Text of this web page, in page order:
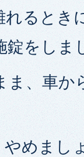
れるとき
錠をしま
ま、車
やめまし